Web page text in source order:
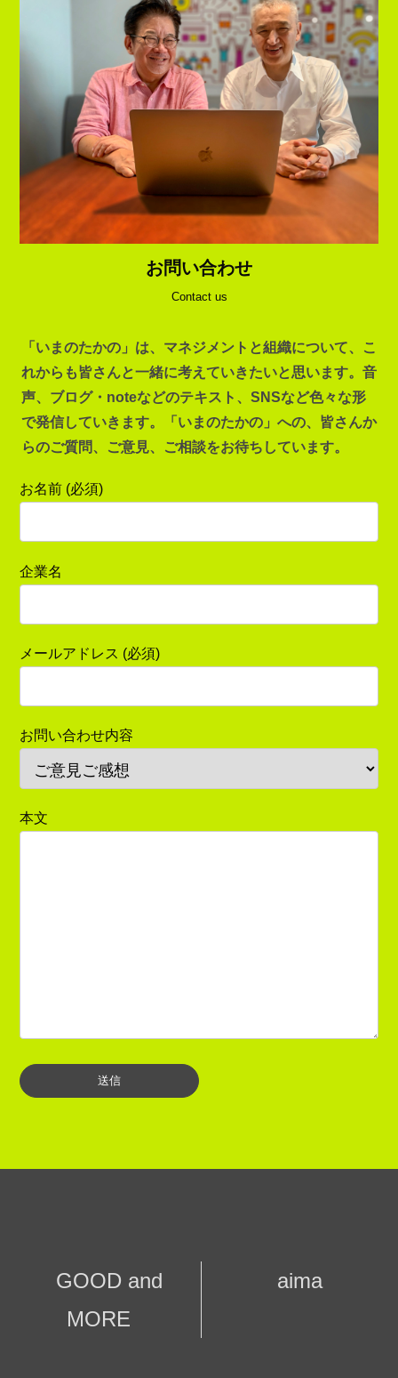
お問い合わせ
Contact us
「いまのたかの」は、マネジメントと組織について、こ
れからも皆さんと一緒に考えていきたいと思います。音
声、ブログ・noteなどのテキスト、SNSなど色々な形
で発信していきます。「いまのたかの」への、皆さんか
らのご質問、ご意見、ご相談をお待ちしています。
お名前 (必須)
企業名
メールアドレス (必須)
お問い合わせ内容
本文
GOOD and
MORE
aima